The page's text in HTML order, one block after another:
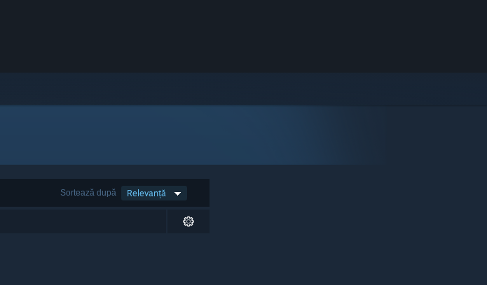
Sortează după Relevanță